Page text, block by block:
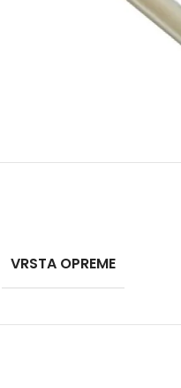
VRSTA OPREME